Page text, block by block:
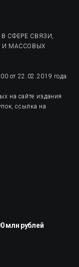
СФЕРЕ СВЯЗИ,
И МАССОВЫХ
от 22.02.2019 года
на сайте издания
ссылка на
млн рублей